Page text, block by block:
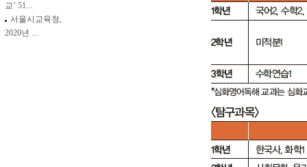
교’ 51...
서울시교육청,
2020년 ...